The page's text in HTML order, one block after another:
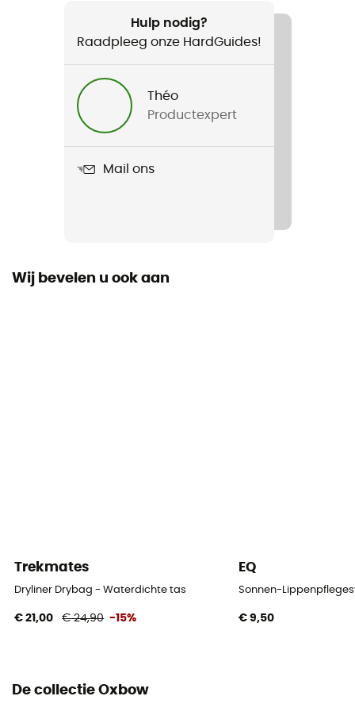
Surf / Stand up paddle
Heren / Dames
Hulp nodig?
Raadpleeg onze HardGuides!
Théo
Productexpert
Mail ons
Wij bevelen u ook aan
Trekmates
Dryliner Drybag - Waterdichte tas
€ 21,00 € 24,90 -15%
EQ
Sonnen-
€ 9,50
De collectie Oxbow